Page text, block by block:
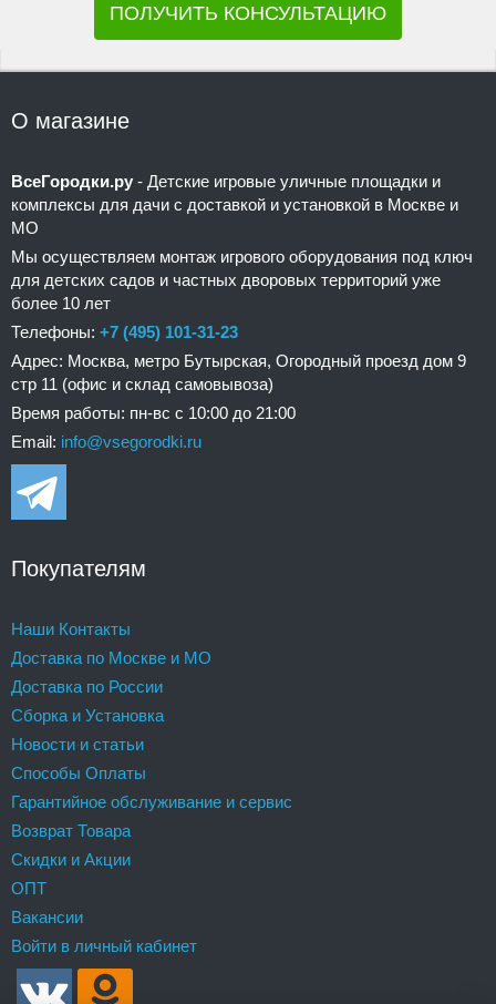
ПОЛУЧИТЬ КОНСУЛЬТАЦИЮ
О магазине
ВсеГородки.ру - Детские игровые уличные площадки и
комплексы для дачи с доставкой и установкой в Москве и
МО
Мы осуществляем монтаж игрового оборудования под ключ
для детских садов и частных дворовых территорий уже
более 10 лет
Телефоны: +7 (495) 101-31-23
Адрес: Москва, метро Бутырская, Огородный проезд дом 9
стр 11 (офис и склад самовывоза)
Время работы: пн-вс с 10:00 до 21:00
Email: info@vsegorodki.ru
Покупателям
Наши Контакты
Доставка по Москве и МО
Доставка по России
Сборка и Установка
Новости и статьи
Способы Оплаты
Гарантийное обслуживание и сервис
Возврат Товара
Скидки и Акции
ОПТ
Вакансии
Войти в личный кабинет